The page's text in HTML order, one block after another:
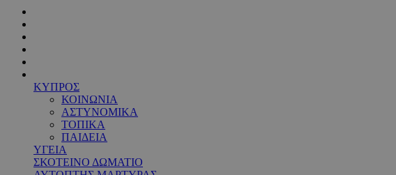
ΚΥΠΡΟΣ
ΚΟΙΝΩΝΙΑ
ΑΣΤΥΝΟΜΙΚΑ
ΤΟΠΙΚΑ
ΠΑΙΔΕΙΑ
ΥΓΕΙΑ
ΣΚΟΤΕΙΝΟ ΔΩΜΑΤΙΟ